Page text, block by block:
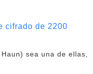
cifrado de 2200
sea una de ellas,